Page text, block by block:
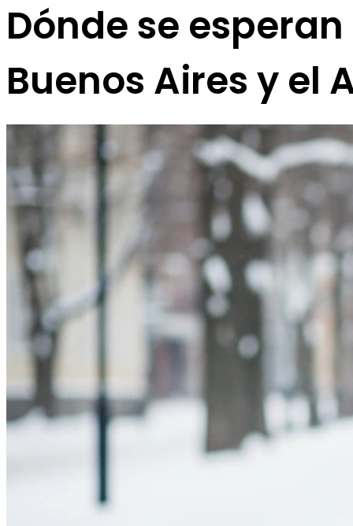
Dónde se
Buenos Aires y el